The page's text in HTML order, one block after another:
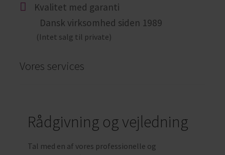
Kvalitet med garanti
Dansk virksomhed siden 1989
(Intet salg til private)
Vores services
Rådgivning og vejledning
Tal med en af vores professionelle og